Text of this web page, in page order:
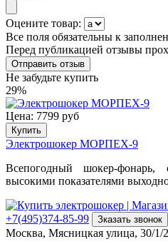
Оцените товар:
Все поля обязательны к
Перед публикацией отзывы
Не забудьте купить
29%
Цена: 7799 руб
Купить
Электрошокер МОРПЕХ-9
Всепогодный шокер-
высокими показателями
+7(495)374-85-99 Зказать звонок
Москва, Мясницкая улица, 30/1/